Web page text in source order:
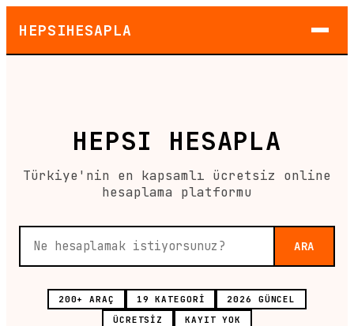
HEPSIHESAPLA
HEPSI HESAPLA
Türkiye'nin en kapsamlı ücretsiz online
hesaplama platformu
ARA
200+ ARAÇ 19 KATEGORİ
2026 GÜNCEL
ÜCRETSİZ
KAYIT YOK